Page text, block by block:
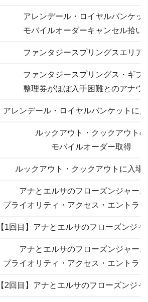
アレンデール・ロイヤルバンケッ
モバイルオーダーキャンセル拾い
ファンタジースプリングスエリア
ファンタジースプリングス・ギフ
整理券がほぼ入手困難とのアナウ
アレンデール・ロイヤルバンケットに
ルックアウト・クックアウトの
モバイルオーダー取得
ルックアウト・クックアウトに入場
アナとエルサのフローズンジャー
プライオリティ・アクセス・エントラ
【1回目】アナとエルサのフローズンジ
アナとエルサのフローズンジャー
プライオリティ・アクセス・エントラ
【2回目】アナとエルサのフローズンジ